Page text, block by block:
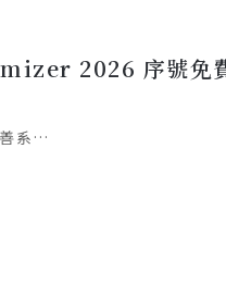
2026 序號免費
系…